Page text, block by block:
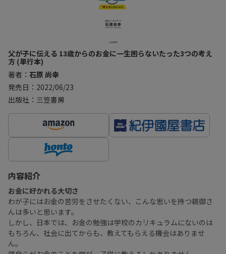
父が子に伝える 13歳からのお金に一生困らないたった3つの考え
方 (単行本)
著者： 石原 尚幸
発売日：2022/06/23
出版社：三笠書房
内容紹介
お金に好かれる大切さ
わが子にはお金の苦労をさせたくない、こんな思いを持つ親御さ
んは多いと思います。
しかし、日本では、お金の勉強は学校のカリキュラムにないのは
もちろん、社会に出てからも、教えてもらえる機会はありませ
ん。